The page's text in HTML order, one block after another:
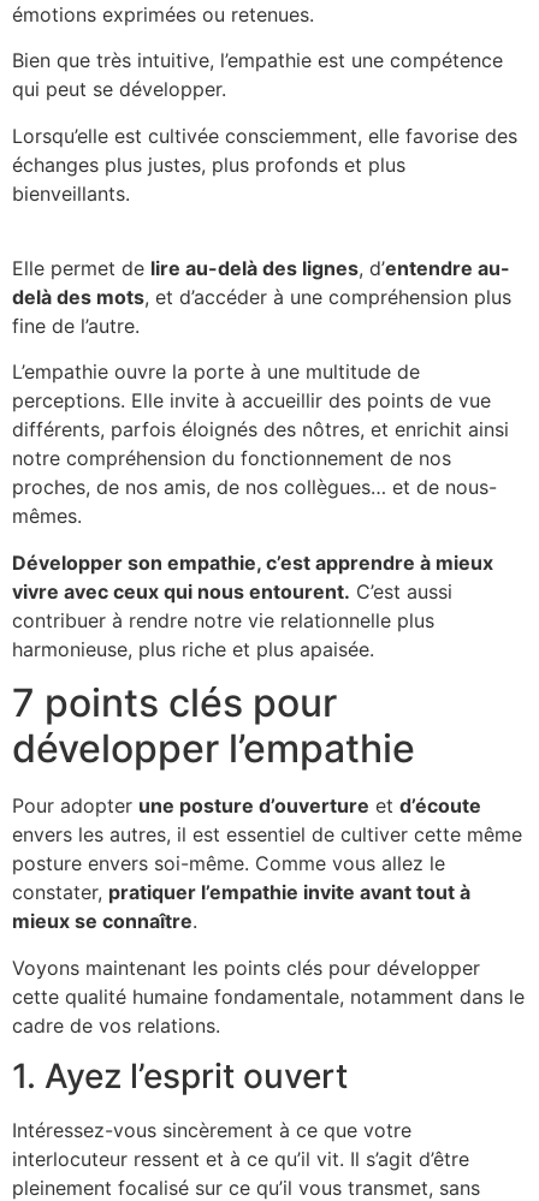
émotions exprimées ou retenues.
Bien que très intuitive, l’empathie est une compétence
qui peut se développer.
Lorsqu’elle est cultivée consciemment, elle favorise des
échanges plus justes, plus profonds et plus
bienveillants.
Elle permet de lire au-delà des lignes, d’entendre au-
delà des mots, et d’accéder à une compréhension plus
fine de l’autre.
L’empathie ouvre la porte à une multitude de
perceptions. Elle invite à accueillir des points de vue
différents, parfois éloignés des nôtres, et enrichit ainsi
notre compréhension du fonctionnement de nos
proches, de nos amis, de nos collègues… et de nous-
mêmes.
Développer son empathie, c’est apprendre à mieux
vivre avec ceux qui nous entourent. C’est aussi
contribuer à rendre notre vie relationnelle plus
harmonieuse, plus riche et plus apaisée.
7 points clés pour
développer l’empathie
Pour adopter une posture d’ouverture et d’écoute
envers les autres, il est essentiel de cultiver cette même
posture envers soi-même. Comme vous allez le
constater, pratiquer l’empathie invite avant tout à
mieux se connaître.
Voyons maintenant les points clés pour développer
cette qualité humaine fondamentale, notamment dans le
cadre de vos relations.
1. Ayez l’esprit ouvert
Intéressez-vous sincèrement à ce que votre
interlocuteur ressent et à ce qu’il vit. Il s’agit d’être
pleinement focalisé sur ce qu’il vous transmet, sans